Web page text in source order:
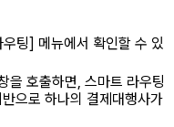
팅] 메뉴에서 확인할 수 있
을 호출하면, 스마트 라우팅
으로 하나의 결제대행사가